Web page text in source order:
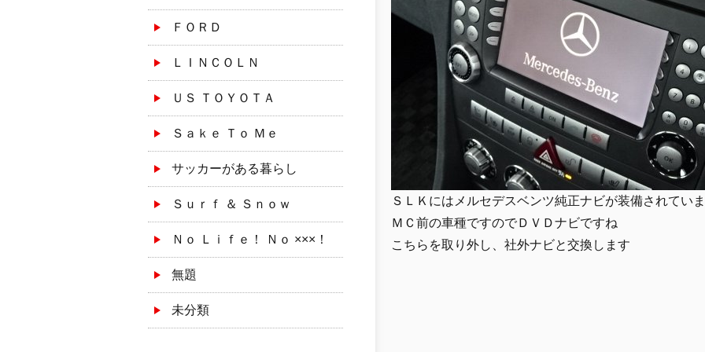
ＦＯＲＤ
ＬＩＮＣＯＬＮ
ＵＳ ＴＯＹＯＴＡ
Ｓａｋｅ Ｔｏ Ｍｅ
サッカーがある暮らし
Ｓｕｒｆ ＆ Ｓｎｏｗ
Ｎｏ Ｌｉｆｅ！ Ｎｏ ×××！
無題
未分類
ＳＬＫにはメルセデスベンツ純正ナビが装備されてい
ＭＣ前の車種ですのでＤＶＤナビですね
こちらを取り外し、社外ナビと交換します